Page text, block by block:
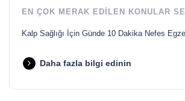
EN ÇOK MERAK EDILEN KONULAR
Kalp Sağlığı İçin Günde 10 Dakika Nefes
Daha fazla bilgi edinin